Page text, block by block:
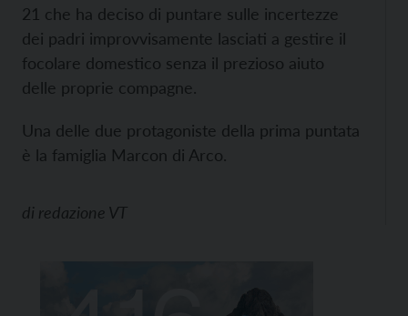
21 che ha deciso di puntare sulle incertezze
dei padri improvvisamente lasciati a gestire il
focolare domestico senza il prezioso aiuto
delle proprie compagne.
Una delle due protagoniste della prima puntata
è la famiglia Marcon di Arco.
di redazione VT